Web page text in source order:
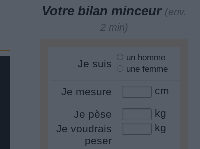
Votre bilan minceur (env.
2 min)
Je suis
un homme
une femme
Je mesure cm
Je pèse
kg
Je voudrais
peser
kg